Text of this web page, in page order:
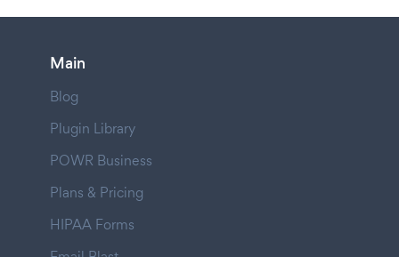
Main
Blog
Plugin Library
POWR Business
Plans & Pricing
HIPAA Forms